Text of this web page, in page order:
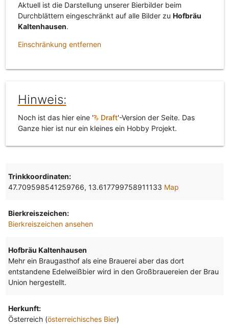
Aktuell ist die Darstellung unserer Bierbilder beim
Durchblättern eingeschränkt auf alle Bilder zu Hofbräu
Kaltenhausen.
Einschränkung entfernen
Hinweis:
Noch ist das hier eine ' Draft'-Version der Seite. Das
Ganze hier ist nur ein kleines ein Hobby Projekt.
Trinkkoordinaten:
47.709598541259766, 13.617799758911133 Map
Bierkreiszeichen:
Bierkreiszeichen ansehen
Hofbräu Kaltenhausen
Mehr ein Braugasthof als eine Brauerei aber das dort
entstandene Edelweißbier wird in den Großbrauereien der Brau
Union hergestellt.
Herkunft:
Österreich (österreichisches Bier)